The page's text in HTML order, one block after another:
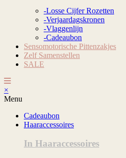
-Losse Cijfer Rozetten
-Verjaardagskronen
-Vlaggenlijn
-Cadeaubon
Sensomotorische Pittenzakjes
Zelf Samenstellen
SALE
×
Menu
Cadeaubon
Haaraccessoires
In Haaraccessoires